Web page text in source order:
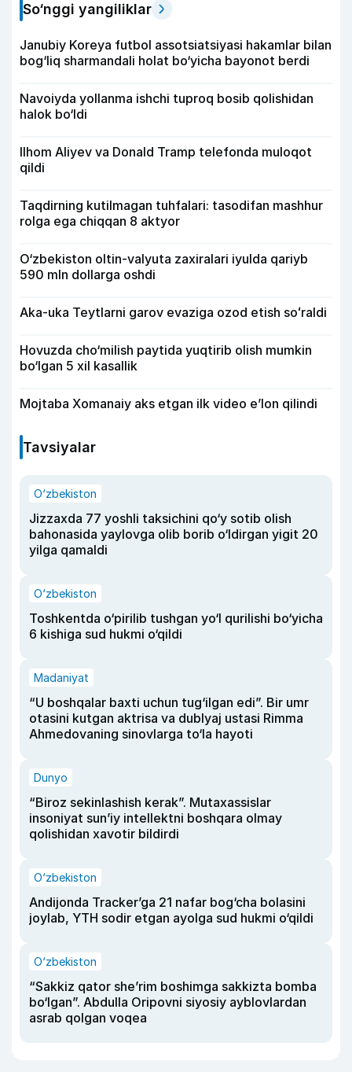
So‘nggi yangiliklar
Janubiy Koreya futbol assotsiatsiyasi hakamlar bilan
bog‘liq sharmandali holat bo‘yicha bayonot berdi
Navoiyda yollanma ishchi tuproq bosib qolishidan
halok bo‘ldi
Ilhom Aliyev va Donald Tramp telefonda muloqot
qildi
Taqdirning kutilmagan tuhfalari: tasodifan mashhur
rolga ega chiqqan 8 aktyor
O‘zbekiston oltin-valyuta zaxiralari iyulda qariyb
590 mln dollarga oshdi
Aka-uka Teytlarni garov evaziga ozod etish soʻraldi
Hovuzda cho‘milish paytida yuqtirib olish mumkin
bo‘lgan 5 xil kasallik
Mojtaba Xomanaiy aks etgan ilk video e’lon qilindi
Tavsiyalar
O‘zbekiston
Jizzaxda 77 yoshli taksichini qo‘y sotib olish
bahonasida yaylovga olib borib o‘ldirgan yigit 20
yilga qamaldi
O‘zbekiston
Toshkentda o‘pirilib tushgan yo‘l qurilishi bo‘yicha
6 kishiga sud hukmi o‘qildi
Madaniyat
“U boshqalar baxti uchun tug‘ilgan edi”. Bir umr
otasini kutgan aktrisa va dublyaj ustasi Rimma
Ahmedovaning sinovlarga to‘la hayoti
Dunyo
“Biroz sekinlashish kerak”. Mutaxassislar
insoniyat sun’iy intellektni boshqara olmay
qolishidan xavotir bildirdi
O‘zbekiston
Andijonda Tracker’ga 21 nafar bog‘cha bolasini
joylab, YTH sodir etgan ayolga sud hukmi o‘qildi
O‘zbekiston
“Sakkiz qator she’rim boshimga sakkizta bomba
bo‘lgan”. Abdulla Oripovni siyosiy ayblovlardan
asrab qolgan voqea